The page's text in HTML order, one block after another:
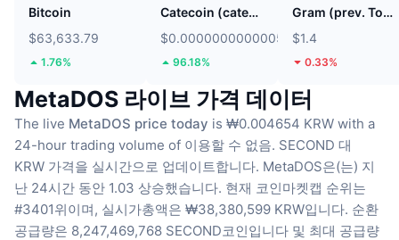
Bitcoin
$63,633.79
1.76%
Catecoin (catecoin.shop)
$0.000000000000584
96.18%
Gram (prev. Toncoin)
$1.4
0.33%
MetaDOS 라이브 가격 데이터
The live MetaDOS price today is ₩0.004654 KRW with a
24-hour trading volume of 이용할 수 없음. SECOND 대
KRW 가격을 실시간으로 업데이트합니다. MetaDOS은(는) 지
난 24시간 동안 1.03 상승했습니다. 현재 코인마켓캡 순위는
#3401위이며, 실시가총액은 ₩38,380,599 KRW입니다. 순환
공급량은 8,247,469,768 SECOND코인입니다 및 최대 공급량